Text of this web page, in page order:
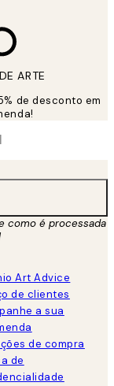
ARTE
de desconto em
como é processada
Art Advice
de clientes
a sua
de compra
de